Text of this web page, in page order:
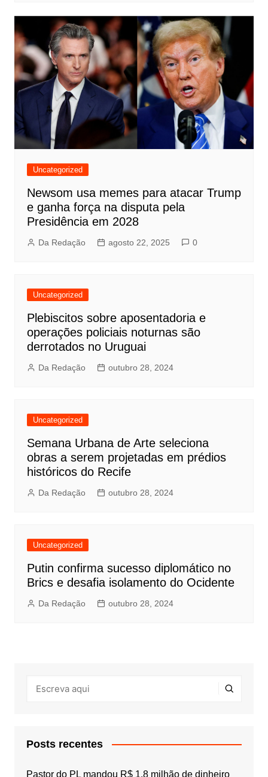
Uncategorized
Newsom usa memes para atacar Trump
e ganha força na disputa pela
Presidência em 2028
Da Redação agosto 22, 2025 0
Uncategorized
Plebiscitos sobre aposentadoria e
operações policiais noturnas são
derrotados no Uruguai
Da Redação outubro 28, 2024
Uncategorized
Semana Urbana de Arte seleciona
obras a serem projetadas em prédios
históricos do Recife
Da Redação outubro 28, 2024
Uncategorized
Putin confirma sucesso diplomático no
Brics e desafia isolamento do Ocidente
Da Redação outubro 28, 2024
Posts recentes
Pastor do PL mandou R$ 1,8 milhão de dinheiro